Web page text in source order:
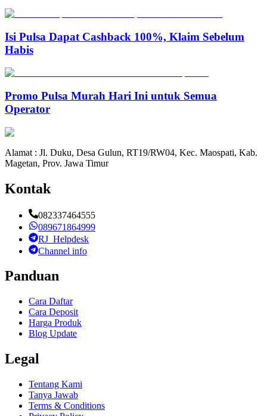
Isi Pulsa Dapat Cashback 100%, Klaim Sebelum
Habis
Promo Pulsa Murah Hari Ini untuk Semua
Operator
Alamat : Jl. Duku, Desa Gulun, RT19/RW04, Kec. Maospati, Kab.
Magetan, Prov. Jawa Timur
Kontak
082337464555
089671864999
RJ_Helpdesk
Channel info
Panduan
Cara Daftar
Cara Deposit
Harga Produk
Blog Update
Legal
Tentang Kami
Tanya Jawab
Terms & Conditions